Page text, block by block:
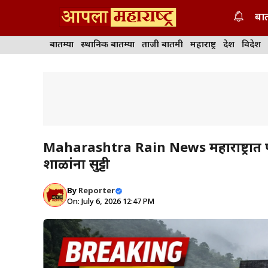
content
बातम्या स्थानिक बातम्या ताजी बातमी महाराष्ट्र देश विदेश
Maharashtra Rain News
शाळांना सुट्टी
By Reporter
On: July 6, 2026 12:47 PM